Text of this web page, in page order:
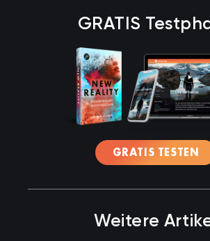
GRATIS
GRATIS TESTEN
Weitere